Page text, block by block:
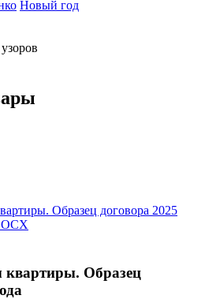
Новый год
квартиры. Образец